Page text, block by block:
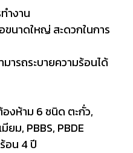
ำงาน
ขนาดใหญ่ สะดวกในการ
ารถระบายความร้อนได้
งห้าม 6 ชนิด ตะกั่ว,
ยม, PBBS, PBDE
อน 4 ปี